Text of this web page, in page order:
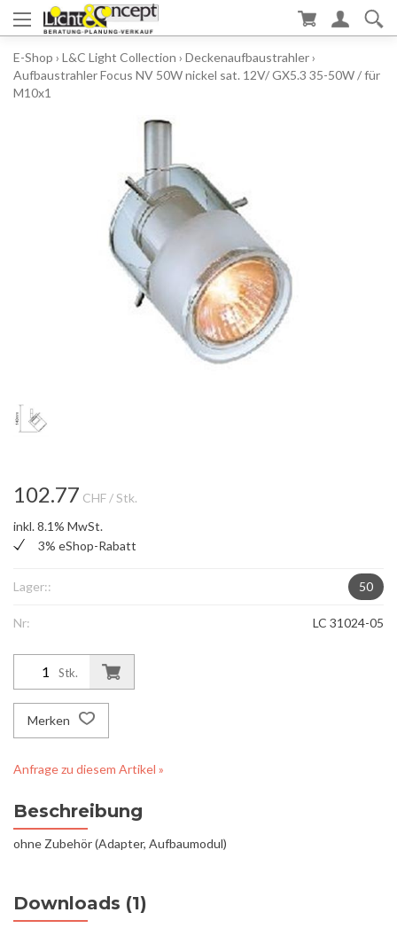
E-Shop › L&C Light Collection › Deckenaufbaustrahler›
Aufbaustrahler Focus NV 50W nickel sat. 12V/ GX5.3 35-50W / für
M10x1
102.77 CHF / Stk.
inkl. 8.1% MwSt.
3% eShop-Rabatt
Lager:: 50
Nr: LC 31024-05
Stk.
Merken
Anfrage zu diesem Artikel »
Beschreibung
ohne Zubehör (Adapter, Aufbaumodul)
Downloads (1)